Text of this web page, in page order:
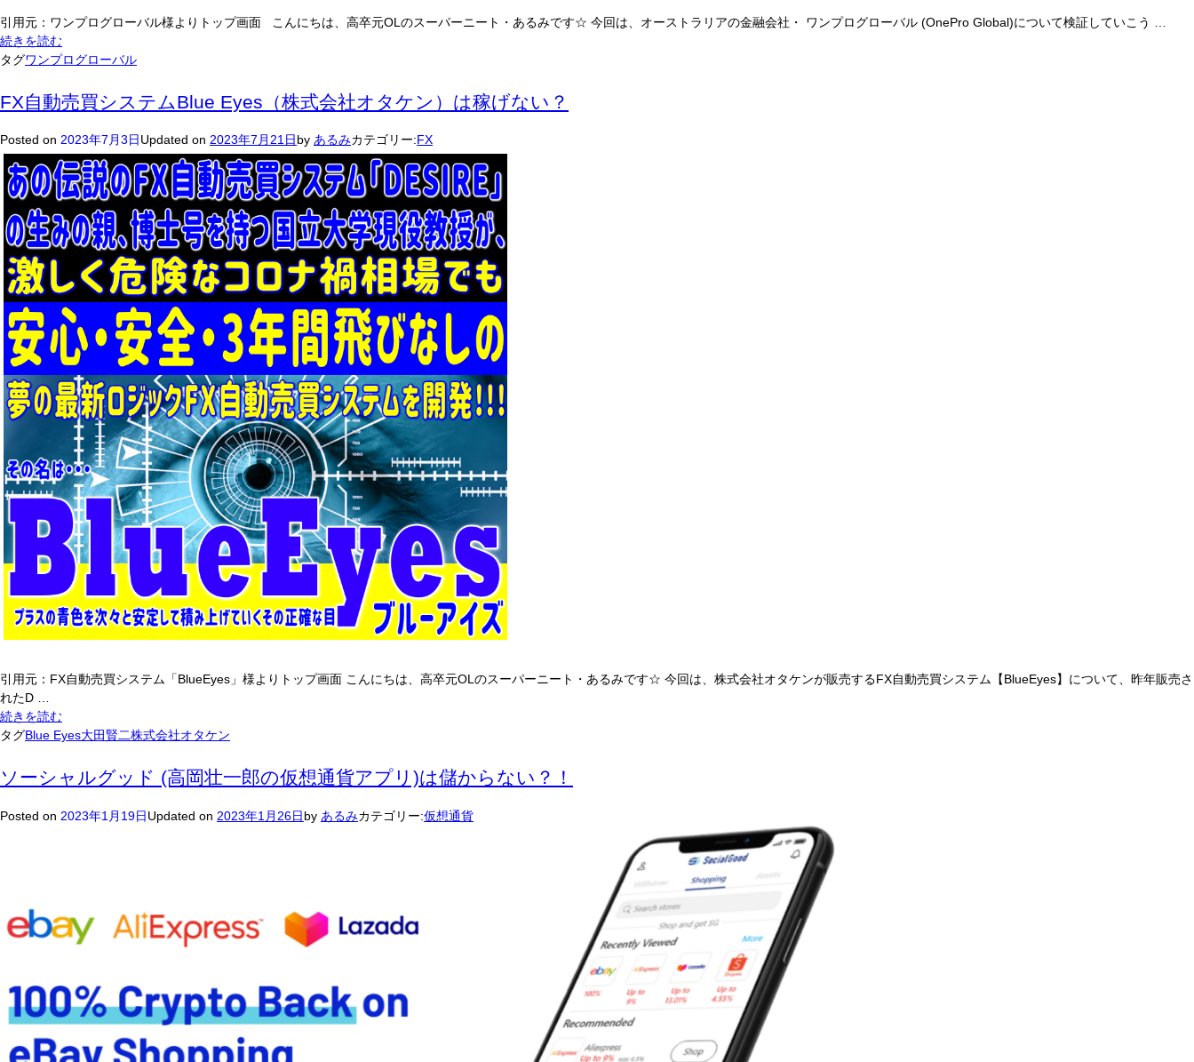
そ
の
決
的
拠
を
暴
露！
7
円
自
動
金
さ
れ
な
い？！
引用元：ワンプログローバル様よりトップ画面 こんにちは、高卒元OLのスーパーニート・あるみです☆ 今回は、オーストラリアの金融会社・ ワンプログローバル (OnePro Global)について検証していこう …
続きを読むワ
ン
ロ
グ
ロ
ー
バ
ル
投
資
や
る
と
撃
の
結
末
っ
て
い
る？！
タグワンプログローバル
FX自動売買システムBlue Eyes（株式会社オタケン）は稼げない？
Posted on 2023年7月3日Updated on 2023年7月21日by あるみカテゴリー:FX
引用元：FX自動売買システム「BlueEyes」様よりトップ画面 こんにちは、高卒元OLのスーパーニート・あるみです☆ 今回は、株式会社オタケンが販売するFX自動売買システム【BlueEyes】について、昨年販売さ
れたD …
続きを読むFX
自
売
買
シ
式
会
タ
ケ
は
タグBlue Eyes大田賢二株式会社オタケン
ソーシャルグッド (高岡壮一郎の仮想通貨アプリ)は儲からない？！
Posted on 2023年1月19日Updated on 2023年1月26日by あるみカテゴリー:仮想通貨